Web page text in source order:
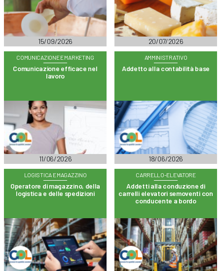
15/09/2026 20/07/2026
COMUNICAZIONE E MARKETING
Comunicazione efficace nel
lavoro
11/06/2026
AMMINISTRATIVO
Addetto alla contabilità base
18/06/2026
LOGISTICA E MAGAZZINO
Operatore di magazzino, della
logistica e delle spedizioni
CARRELLO-ELEVATORE
Addetti alla conduzione di
carrelli elevatori semoventi con
conducente a bordo